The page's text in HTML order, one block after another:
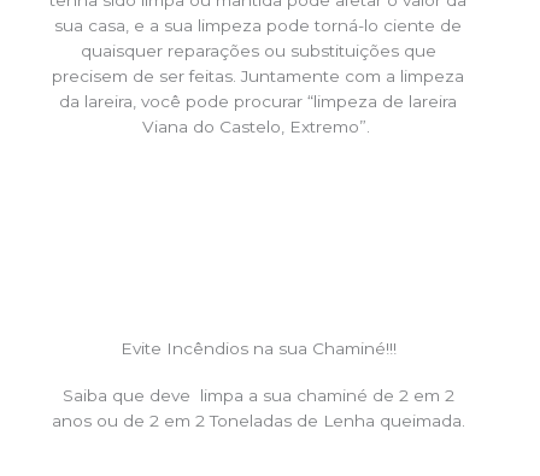
sua casa, e a sua limpeza pode torná-lo ciente de
quaisquer reparações ou substituições que
precisem de ser feitas. Juntamente com a limpeza
da lareira, você pode procurar “limpeza de lareira
Viana do Castelo, Extremo”.
Evite Incêndios na sua Chaminé!!!
Saiba que deve limpa a sua chaminé de 2 em 2
anos ou de 2 em 2 Toneladas de Lenha queimada.